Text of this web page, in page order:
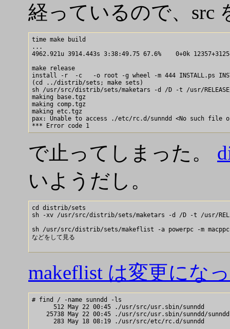
経っているので、src
time make build
...
4962.921u 3914.443s 3:38:49.75 67.6%    0+0k
make release
install -r  -c   -o root -g wheel -m 444 INSTALL.ps
(cd ../distrib/sets; make sets)
sh /usr/src/distrib/sets/maketars -d /D -t /usr/
making base.tgz
making comp.tgz
making etc.tgz
pax: Unable to access ./etc/rc.d/sunndd <No such file
で止ってしまった。
いようだし。
cd distrib/sets
sh -xv /usr/src/distrib/sets/maketars -d /D -t /usr/
sh /usr/src/distrib/sets/makeflist -a powerpc -m macppc
などをして見る
makeflist は変更にな
# find / -name sunndd -ls
      512 May 22 00:45 ./usr/src/usr.sbin/sunndd
    25738 May 22 00:45 ./usr/src/usr.sbin/sunndd/sunndd
      283 May 18 08:19 ./usr/src/etc/rc.d/sunndd